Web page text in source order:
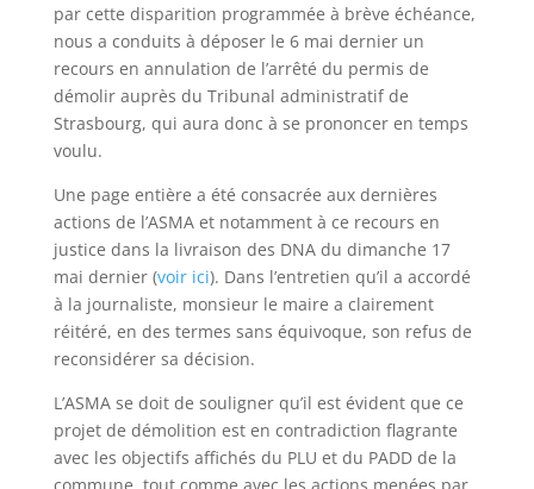
par cette disparition programmée à brève échéance,
nous a conduits à déposer le 6 mai dernier un
recours en annulation de l’arrêté du permis de
démolir auprès du Tribunal administratif de
Strasbourg, qui aura donc à se prononcer en temps
voulu.
Une page entière a été consacrée aux dernières
actions de l’ASMA et notamment à ce recours en
justice dans la livraison des DNA du dimanche 17
mai dernier (voir ici). Dans l’entretien qu’il a accordé
à la journaliste, monsieur le maire a clairement
réitéré, en des termes sans équivoque, son refus de
reconsidérer sa décision.
L’ASMA se doit de souligner qu’il est évident que ce
projet de démolition est en contradiction flagrante
avec les objectifs affichés du PLU et du PADD de la